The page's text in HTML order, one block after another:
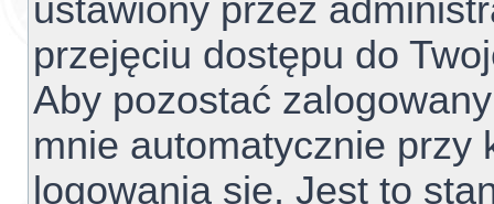
ustawiony przez
przejęciu dostępu do
Aby pozostać
mnie automatycznie przy
logowania się. Jest to